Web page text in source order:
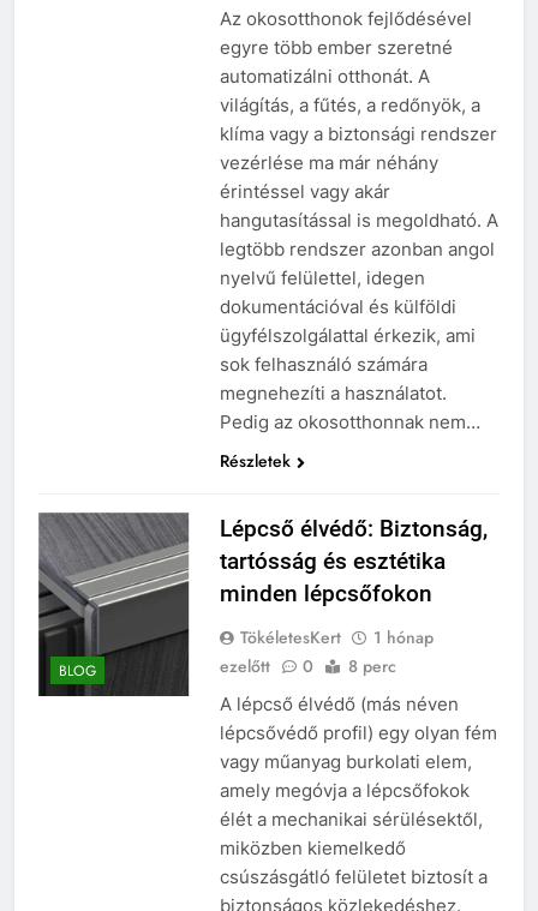
Az okosotthonok fejlődésével
egyre több ember szeretné
automatizálni otthonát. A
világítás, a fűtés, a redőnyök, a
klíma vagy a biztonsági rendszer
vezérlése ma már néhány
érintéssel vagy akár
hangutasítással is megoldható. A
legtöbb rendszer azonban angol
nyelvű felülettel, idegen
dokumentációval és külföldi
ügyfélszolgálattal érkezik, ami
sok felhasználó számára
megnehezíti a használatot.
Pedig az okosotthonnak nem…
Részletek
BLOG
Lépcső élvédő: Biztonság,
tartósság és esztétika
minden lépcsőfokon
TökéletesKert
1 hónap
ezelőtt
0 8 perc
A lépcső élvédő (más néven
lépcsővédő profil) egy olyan fém
vagy műanyag burkolati elem,
amely megóvja a lépcsőfokok
élét a mechanikai sérülésektől,
miközben kiemelkedő
csúszásgátló felületet biztosít a
biztonságos közlekedéshez.